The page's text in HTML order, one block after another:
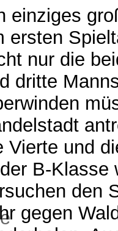
einziges
ersten
nur die
dritte
Vierte und
B-Klasse
den
gegen